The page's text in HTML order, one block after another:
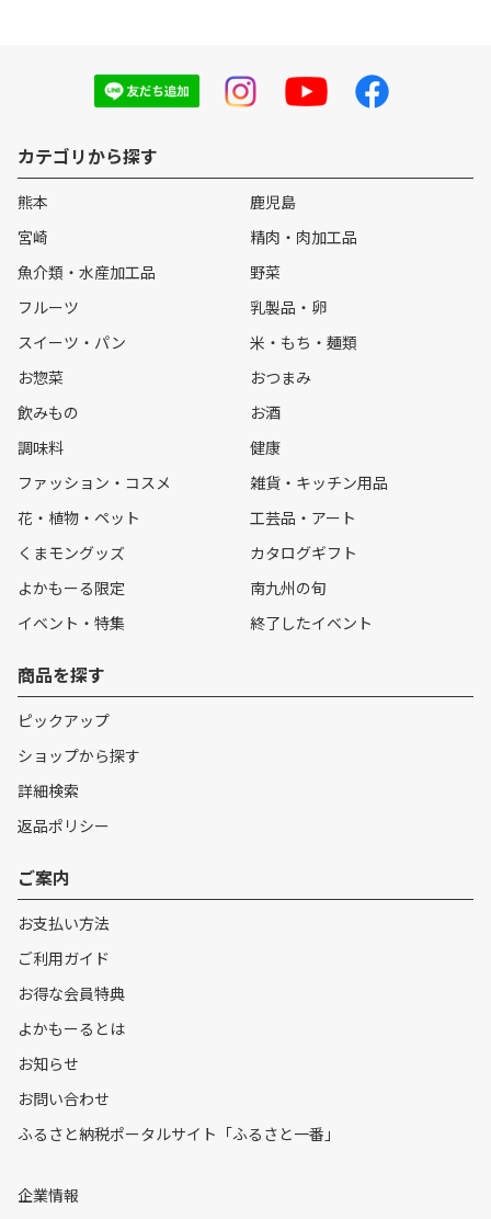
カテゴリから探す
熊本
鹿児島
宮崎
精肉・肉加工品
魚介類・水産加工品
野菜
フルーツ
乳製品・卵
スイーツ・パン
米・もち・麺類
お惣菜
おつまみ
飲みもの
お酒
調味料
健康
ファッション・コスメ
雑貨・キッチン用品
花・植物・ペット
工芸品・アート
くまモングッズ
カタログギフト
よかもーる限定
南九州の旬
イベント・特集
終了したイベント
商品を探す
ピックアップ
ショップから探す
詳細検索
返品ポリシー
ご案内
お支払い方法
ご利用ガイド
お得な会員特典
よかもーるとは
お知らせ
お問い合わせ
ふるさと納税ポータルサイト「ふるさと一番」
企業情報